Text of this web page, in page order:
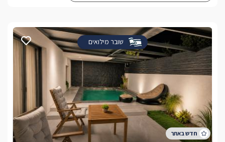
שובר מילואים